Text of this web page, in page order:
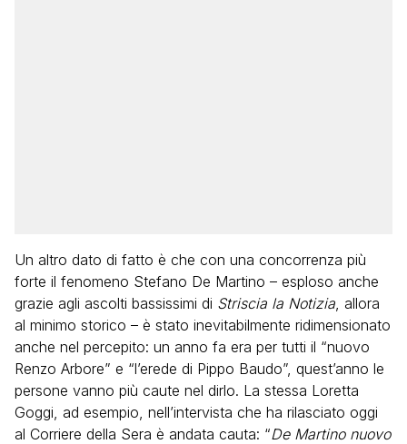
Un altro dato di fatto è che con una concorrenza più
forte il fenomeno Stefano De Martino – esploso anche
grazie agli ascolti bassissimi di Striscia la Notizia, allora
al minimo storico – è stato inevitabilmente ridimensionato
anche nel percepito: un anno fa era per tutti il “nuovo
Renzo Arbore” e “l’erede di Pippo Baudo”, quest’anno le
persone vanno più caute nel dirlo. La stessa Loretta
Goggi, ad esempio, nell’intervista che ha rilasciato oggi
al Corriere della Sera è andata cauta: “De Martino nuovo